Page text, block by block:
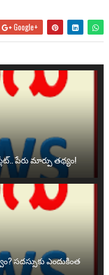
Google+
పేరు మార్పు తథ్యం!
సదస్సుకు ఎందుకింత